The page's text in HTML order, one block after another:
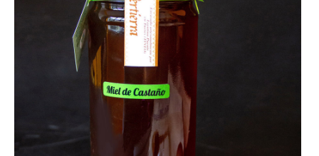
TODOS LOS PRODUCTOS
LOTES REGALO
FABES
QUESOS ASTURIANOS
CONSERVAS, PATÉS Y PLATOS
COCINADOS
SIDRA